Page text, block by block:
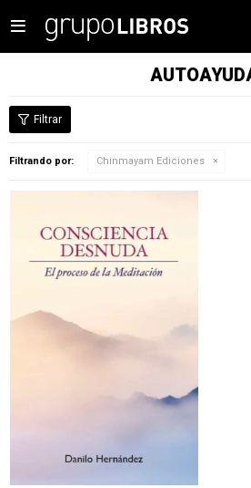

Filtrando por: Chinmayam Ediciones